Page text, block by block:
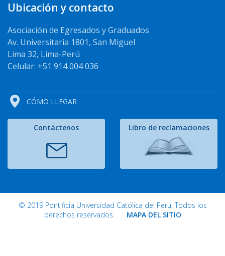
Ubicación y contacto
Asociación de Egresados y Graduados
Av. Universitaria 1801, San Miguel
Lima 32, Lima-Perú
Celular: +51 914 004 036
CÓMO LLEGAR
Contáctenos Libro de reclamaciones
© 2019 Pontificia Universidad Católica del Perú. Todos los
derechos reservados. MAPA DEL SITIO